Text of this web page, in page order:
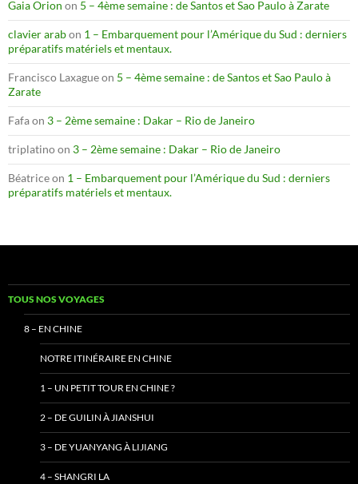
Gaia Orion on 5 – 4ème semaine : de Santos et Sao Paulo à Zarate
clavier arabon 1 – Embarquement pour l’Amérique du Sud : derniers
préparatifs matériels et mentaux.
Francisco Laxagueon 5 – 4ème semaine : de Santos et Sao Paulo à
Zarate
Fafaon 3 – 2ème semaine : Dakar – Rio de Janeiro
triplatinoon 3 – 2ème semaine : Dakar – Rio de Janeiro
Béatriceon 1 – Embarquement pour l’Amérique du Sud : derniers
préparatifs matériels et mentaux.
TOUS NOS VOYAGES
8 – EN CHINE
NOTRE ITINÉRAIRE EN CHINE
1 – UN PETIT TOUR EN CHINE ?
2 – DE GUILIN À JIANSHUI
3 – DE YUANYANG À LIJIANG
4 – SHANGRI LA